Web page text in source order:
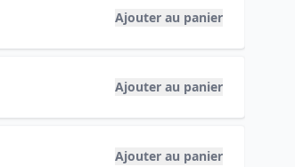
Ajouter au panier
Ajouter au panier
Ajouter au panier